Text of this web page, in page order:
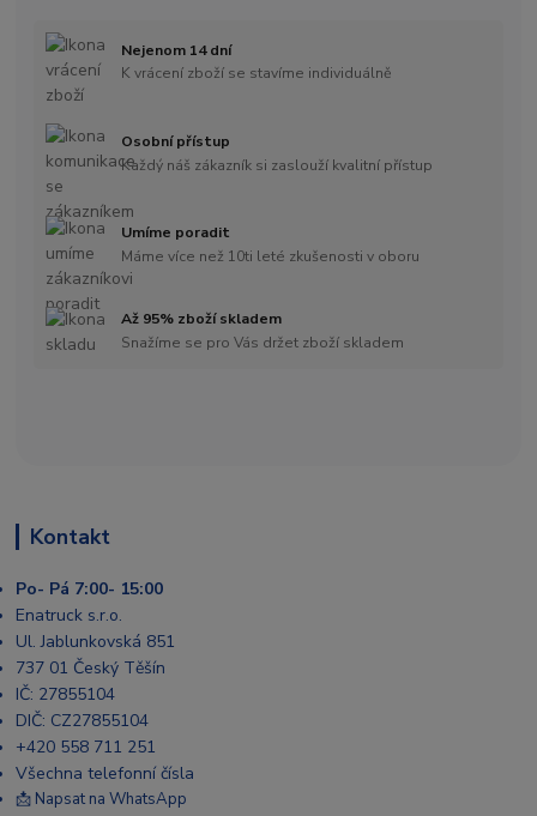
Nejenom 14 dní
K vrácení zboží se stavíme individuálně
Osobní přístup
Každý náš zákazník si zaslouží kvalitní přístup
Umíme poradit
Máme více než 10ti leté zkušenosti v oboru
Až 95% zboží skladem
Snažíme se pro Vás držet zboží skladem
Kontakt
Po- Pá 7:00- 15:00
Enatruck s.r.o.
Ul. Jablunkovská 851
737 01 Český Těšín
IČ: 27855104
DIČ: CZ27855104
+420 558 711 251
Všechna telefonní čísla
📩 Napsat na WhatsApp